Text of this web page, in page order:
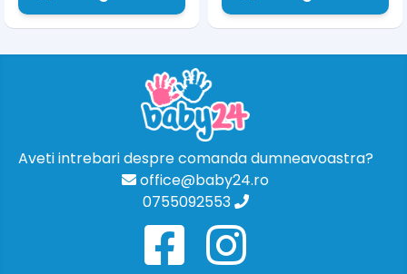
Aveti intrebari despre comanda dumneavoastra?
office@baby24.ro
0755092553